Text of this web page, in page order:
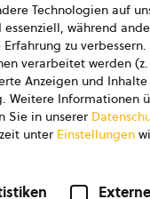
AGB AGB
Technologien auf
während
zu verbessern.
verarbeitet werden
Anzeigen und
Weitere Informationen
Sie in unserer
unter Einstellungen